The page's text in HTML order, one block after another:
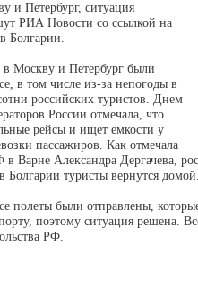
и Петербург, ситуация
РИА Новости со ссылкой на
Болгарии.
в Москву и Петербург были
в том числе из-за непогоды в
российских туристов. Днем
России отмечала, что
рейсы и ищет емкости у
пассажиров. Как отмечала
в Варне Александра Дергачева,
Болгарии туристы вернутся
полеты были отправлены,
поэтому ситуация решена.
РФ.